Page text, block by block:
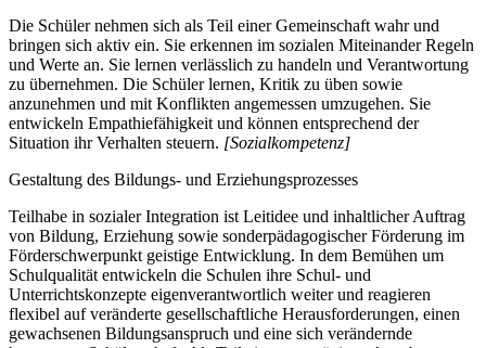
Die Schüler nehmen sich als Teil einer Gemeinschaft wahr und
bringen sich aktiv ein. Sie erkennen im sozialen Miteinander Regeln
und Werte an. Sie lernen verlässlich zu handeln und Verantwortung
zu übernehmen. Die Schüler lernen, Kritik zu üben sowie
anzunehmen und mit Konflikten angemessen umzugehen. Sie
entwickeln Empathiefähigkeit und können entsprechend der
Situation ihr Verhalten steuern. [Sozialkompetenz]
Gestaltung des Bildungs- und Erziehungsprozesses
Teilhabe in sozialer Integration ist Leitidee und inhaltlicher Auftrag
von Bildung, Erziehung sowie sonderpädagogischer Förderung im
Förderschwerpunkt geistige Entwicklung. In dem Bemühen um
Schulqualität entwickeln die Schulen ihre Schul- und
Unterrichtskonzepte eigenverantwortlich weiter und reagieren
flexibel auf veränderte gesellschaftliche Herausforderungen, einen
gewachsenen Bildungsanspruch und eine sich verändernde